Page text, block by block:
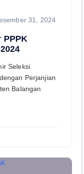
31, 2024
PPPK
Seleksi
Perjanjian
Balangan